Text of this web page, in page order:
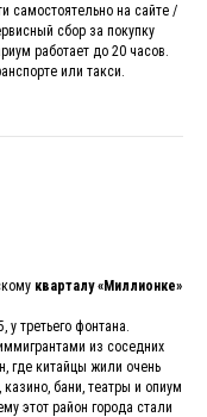
самостоятельно на сайте /
сбор за покупку
работает до 20 часов.
или такси.
кварталу «Миллионке»
третьего фонтана.
из соседних
где китайцы жили очень
бани, театры и опиум
этот район города стали